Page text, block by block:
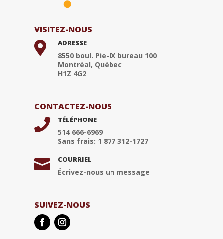
VISITEZ-NOUS
 ADRESSE
8550 boul. Pie-IX bureau 100
Montréal, Québec
H1Z 4G2
CONTACTEZ-NOUS
 TÉLÉPHONE
514 666-6969
Sans frais: 1 877 312-1727
 COURRIEL
Écrivez-nous un message
SUIVEZ-NOUS